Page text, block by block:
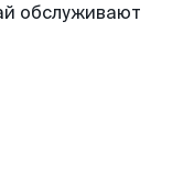
обслуживают